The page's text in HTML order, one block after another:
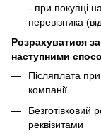
- при покупці
перевізника
Розрахуватися
наступними
Післяплата
компанії
Безготівковий
реквізитами